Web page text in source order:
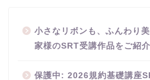
小さなリボンも、ふんわり
家様のSRT受講作品をご紹介
保護中: 2026規約基礎講座